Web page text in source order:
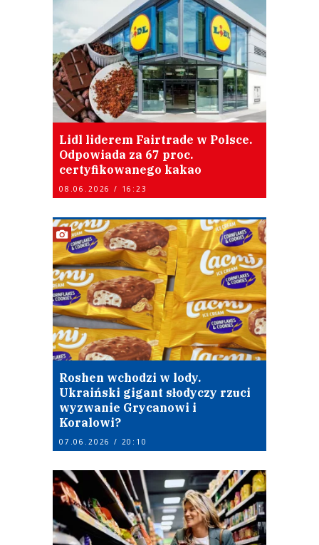
Lidl liderem Fairtrade w Polsce.
Odpowiada za 67 proc.
certyfikowanego kakao
08.06.2026 / 16:23
Roshen wchodzi w lody.
Ukraiński gigant słodyczy rzuci
wyzwanie Grycanowi i
Koralowi?
07.06.2026 / 20:10